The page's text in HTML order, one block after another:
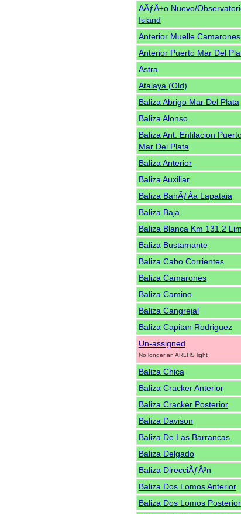
AÃƒÂ±o Nuevo/
Island
Anterior Muelle Camarones
Anterior Puerto Mar Del
Astra
Atalaya (Old)
Baliza Abrigo Mar Del Plata
Baliza Alonso
Baliza Ant. Enfilacion
Mar Del Plata
Baliza Anterior
Baliza Auxiliar
Baliza BahÃƒÂ­a Lapataia
Baliza Baja
Baliza Blanca Km 131.2
Baliza Bustamante
Baliza Cabo Corrientes
Baliza Camarones
Baliza Camino
Baliza Cangrejal
Baliza Capitan Rodriguez
Un-assigned
No longer an ARLHS light
Baliza Chica
Baliza Cracker Anterior
Baliza Cracker Posterior
Baliza Davison
Baliza De Las Barrancas
Baliza Delgado
Baliza DirecciÃƒÂ³n
Baliza Dos Lomos Anterior
Baliza Dos Lomos Posterior